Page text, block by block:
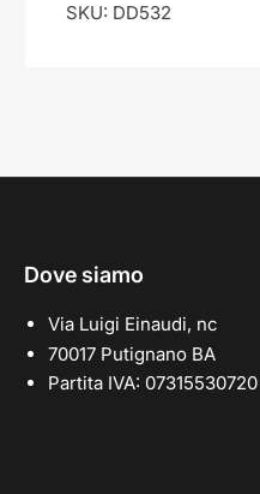
SKU: DD532
Dove siamo
Via Luigi Einaudi, nc
70017 Putignano BA
Partita IVA: 07315530720